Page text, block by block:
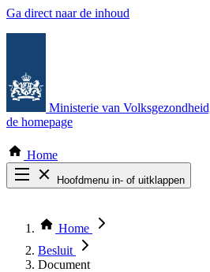
Ga direct naar de inhoud
Ministerie van
de homepage
Home
Hoofdmenu in- of uitklappen
Thema COVID-19
Bekijk per bestuursorgaan
Home
Besluit
Document